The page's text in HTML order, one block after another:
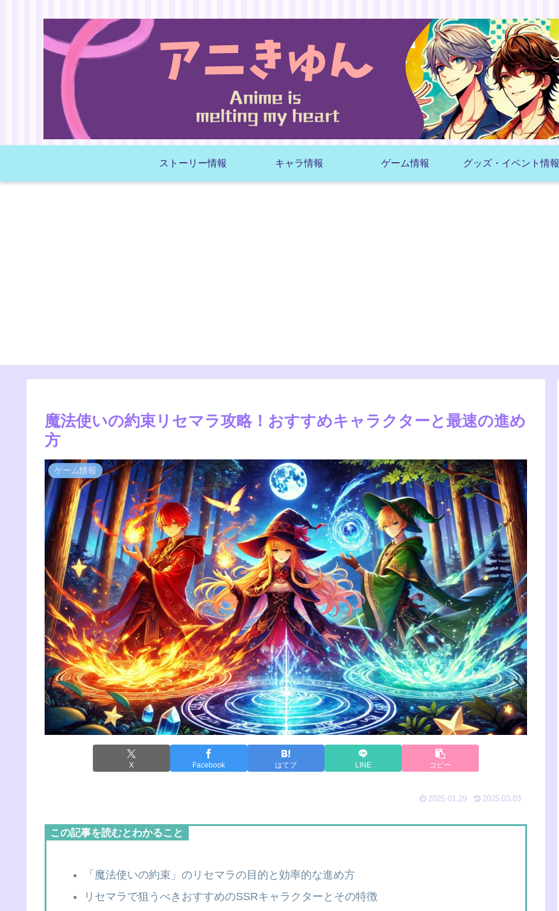
ストーリー情報 キャラ情報 ゲーム情報 グッズ・イベント情報
魔法使いの約束リセマラ攻略！おすすめキャラクターと最速の進め
方
ゲーム情報
X Facebook はてブ LINE コピー
2025.01.29 2025.03.03
この記事を読むとわかること
「魔法使いの約束」のリセマラの目的と効率的な進め方
リセマラで狙うべきおすすめのSSRキャラクターとその特徴